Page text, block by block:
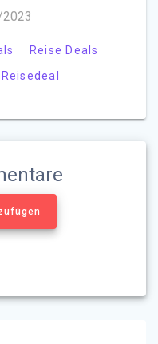
Reise Deals
Reisedeal